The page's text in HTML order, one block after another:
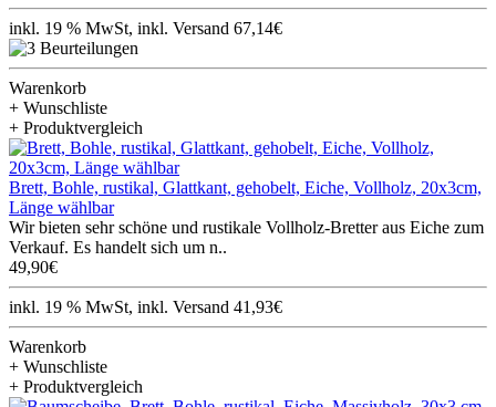
inkl. 19 % MwSt, inkl. Versand 67,14€
Warenkorb
+ Wunschliste
+ Produktvergleich
Brett, Bohle, rustikal, Glattkant, gehobelt, Eiche, Vollholz, 20x3cm,
Länge wählbar
Wir bieten sehr schöne und rustikale Vollholz-Bretter aus Eiche zum
Verkauf. Es handelt sich um n..
49,90€
inkl. 19 % MwSt, inkl. Versand 41,93€
Warenkorb
+ Wunschliste
+ Produktvergleich